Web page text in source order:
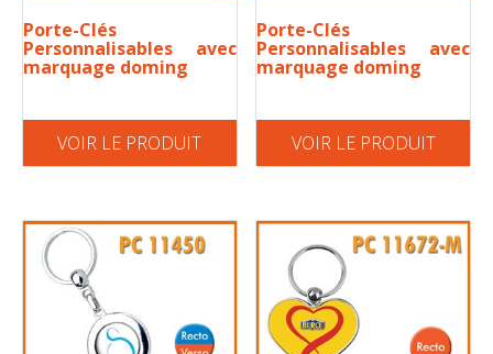
Porte-Clés
Personnalisables avec
marquage doming
VOIR LE PRODUIT
Porte-Clés
Personnalisables avec
marquage doming
VOIR LE PRODUIT